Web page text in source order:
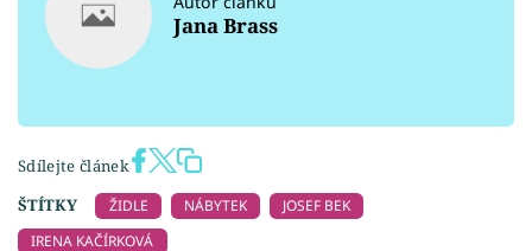
Jana Brass
Sdílejte článek
ŠTÍTKY
ŽIDLE NÁBYTEK
JOSEF BEK
IRENA KAČÍRKOVÁ